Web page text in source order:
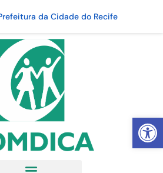
Abrir
da Cidade do Recife